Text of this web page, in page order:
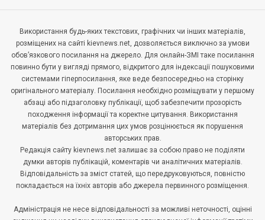
Використання будь-яких текстових, графічних чи інших матеріалів,
розміщених на сайті kievnews.net, дозволяється виключно за умови
обов’язкового посилання на джерело. Для онлайн-ЗМІ таке посилання
повинно бути у вигляді прямого, відкритого для індексації пошуковими
системами гіперпосилання, яке веде безпосередньо на сторінку
оригінального матеріалу. Посилання необхідно розміщувати у першому
абзаці або підзаголовку публікації, щоб забезпечити прозорість
походження інформації та коректне цитування. Використання
матеріалів без дотримання цих умов розцінюється як порушення
авторських прав.
Редакція сайту kievnews.net залишає за собою право не поділяти
думки авторів публікацій, коментарів чи аналітичних матеріалів.
Відповідальність за зміст статей, що передруковуються, повністю
покладається на їхніх авторів або джерела первинного розміщення.
Адміністрація не несе відповідальності за можливі неточності, оцінні